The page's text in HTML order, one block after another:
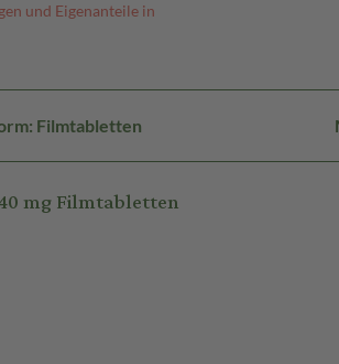
und Eigenanteile in
Filmtabletten
mg Filmtabletten